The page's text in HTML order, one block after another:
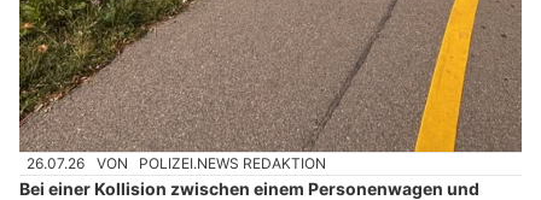
26.07.26 VON POLIZEI.NEWS REDAKTION
Bei einer Kollision zwischen einem Personenwagen und